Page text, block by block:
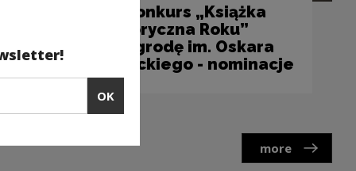
14. Konkurs „Książka
Historyczna Roku”
o Nagrodę im. Oskara
Haleckiego - nominacje
more
OK